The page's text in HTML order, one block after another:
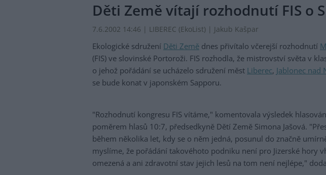
Děti Země vítají rozhodnutí FIS o
7.6.2002 14:46 | LIBEREC (EkoList) | Jakub Kašpar
Ekologické sdružení Děti Země dnes přivítalo včerejší rozhodnutí
(FIS) ve slovinské Portoroži. FIS rozhodla, že mistrovství světa v
o jehož pořádání se ucházelo sdružení měst Liberec, Jablonec nad
se bude konat v japonském Sapporu.
"Rozhodnutí kongresu FIS vítáme," komentovala výsledek
poměrem hlasů 10:7, předsedkyně Dětí Země Simona Jašová.
během několika let, kdy se o něm jedná, posunul do značně
myslíme, že pořádání takovéhoto podniku není pro Jizerské hory
omezená a ani zdravotní stav jejich lesů na tom není nejlépe,"